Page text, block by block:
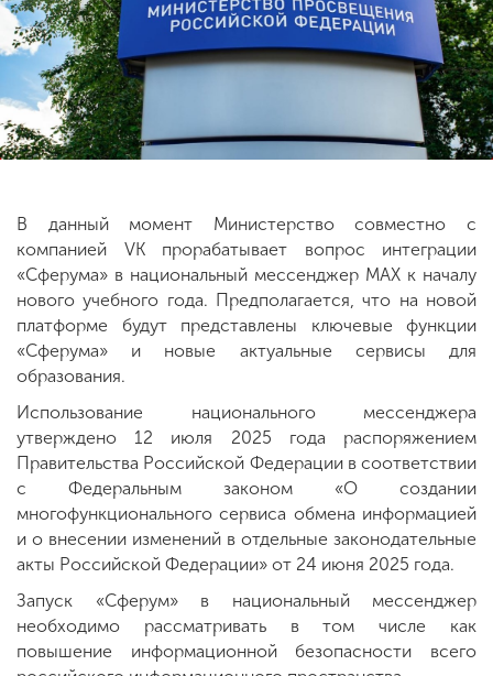
Приемная
комиссия
+7 (831) 262-26-20
В данный момент Министерство совместно с
компанией VK прорабатывает вопрос интеграции
«Сферума» в национальный мессенджер МАХ к началу
нового учебного года. Предполагается, что на новой
платформе будут представлены ключевые функции
«Сферума» и новые актуальные сервисы для
образования.
Использование национального мессенджера
утверждено 12 июля 2025 года распоряжением
Правительства Российской Федерации в соответствии
с Федеральным законом «О создании
многофункционального сервиса обмена информацией
и о внесении изменений в отдельные законодательные
акты Российской Федерации» от 24 июня 2025 года.
Запуск «Сферум» в национальный мессенджер
необходимо рассматривать в том числе как
повышение информационной безопасности всего